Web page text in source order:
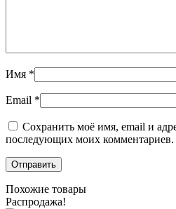
Имя *
Email *
Сохранить моё имя, email и
последующих моих комментариев.
Похожие товары
Распродажа!